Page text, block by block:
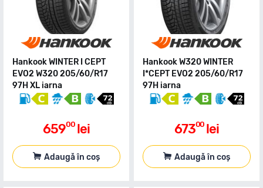
Hankook WINTER I CEPT
EVO2 W320 205/60/R17
97H XL iarna
65900 lei
Adaugă în coș
Hankook W320 WINTER
I*CEPT EVO2 205/60/R17
97H iarna
67300 lei
Adaugă în coș